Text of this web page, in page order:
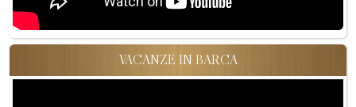
VACANZE IN BARCA